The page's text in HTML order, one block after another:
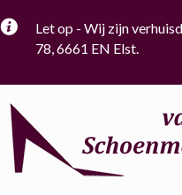
Let op - Wij zijn
78, 6661 EN Elst.